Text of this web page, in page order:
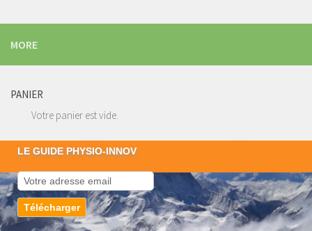
MORE
PANIER
Votre panier est vide.
LE GUIDE PHYSIO-INNOV